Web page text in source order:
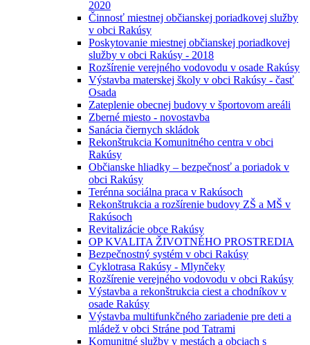
2020
Činnosť miestnej občianskej poriadkovej služby
v obci Rakúsy
Poskytovanie miestnej občianskej poriadkovej
služby v obci Rakúsy - 2018
Rozšírenie verejného vodovodu v osade Rakúsy
Výstavba materskej školy v obci Rakúsy - časť
Osada
Zateplenie obecnej budovy v športovom areáli
Zberné miesto - novostavba
Sanácia čiernych skládok
Rekonštrukcia Komunitného centra v obci
Rakúsy
Občianske hliadky – bezpečnosť a poriadok v
obci Rakúsy
Terénna sociálna praca v Rakúsoch
Rekonštrukcia a rozšírenie budovy ZŠ a MŠ v
Rakúsoch
Revitalizácie obce Rakúsy
OP KVALITA ŽIVOTNÉHO PROSTREDIA
Bezpečnostný systém v obci Rakúsy
Cyklotrasa Rakúsy - Mlynčeky
Rozšírenie verejného vodovodu v obci Rakúsy
Výstavba a rekonštrukcia ciest a chodníkov v
osade Rakúsy
Výstavba multifunkčného zariadenie pre deti a
mládež v obci Stráne pod Tatrami
Komunitné služby v mestách a obciach s